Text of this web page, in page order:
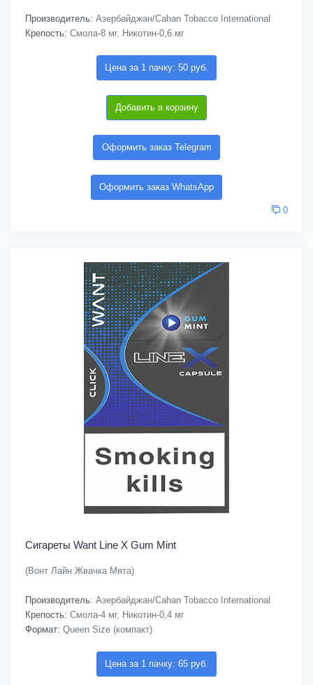
Производитель: Азербайджан/Cahan Tobacco International
Крепость: Смола-8 мг, Никотин-0,6 мг
Цена за 1 пачку: 50 руб.
Добавить в корзину
Оформить заказ Telegram
Оформить заказ WhatsApp
0
Сигареты Want Line X Gum Mint
(Вонт Лайн Жвачка Мята)
Производитель: Азербайджан/Cahan Tobacco International
Крепость: Смола-4 мг, Никотин-0,4 мг
Формат: Queen Size (компакт)
Цена за 1 пачку: 65 руб.